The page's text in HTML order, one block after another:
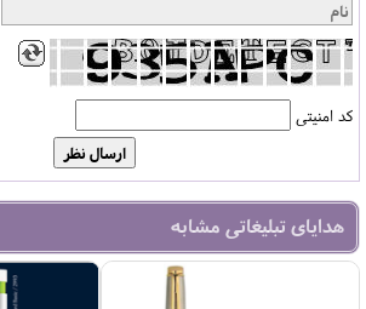
کد امنیتی
هدایای تبلیغاتی مشابه